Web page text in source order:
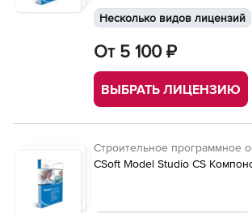
Несколько видов лицензий
От 5 100 ₽
ВЫБРАТЬ ЛИЦЕНЗИЮ
Строительное программное
CSoft Model Studio CS